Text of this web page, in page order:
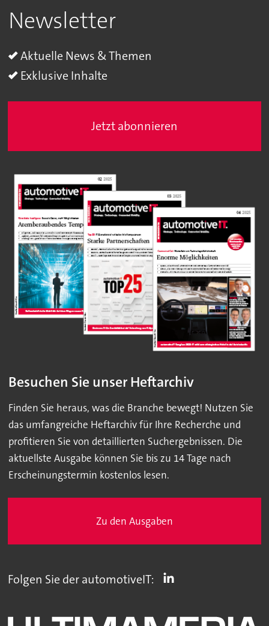
Newsletter
Aktuelle News & Themen
Exklusive Inhalte
Jetzt abonnieren
Besuchen Sie unser Heftarchiv
Finden Sie heraus, was die Branche bewegt! Nutzen Sie
das umfangreiche Heftarchiv für Ihre Recherche und
profitieren Sie von detaillierten Suchergebnissen. Die
aktuellste Ausgabe können Sie bis zu 14 Tage nach
Erscheinungstermin kostenlos lesen.
Zu den Ausgaben
Folgen Sie der automotiveIT: